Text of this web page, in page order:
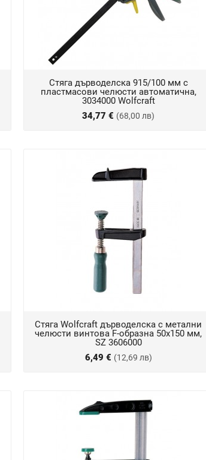
Стяга дърводелска 915/100 мм с
пластмасови челюсти автоматична,
3034000 Wolfcraft
34,77 € (68,00 лв)
Стяга Wolfcraft дърводелска с метални
челюсти винтова F-образна 50х150 мм,
SZ 3606000
6,49 € (12,69 лв)